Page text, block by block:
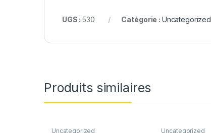
UGS :530 Catégorie : Uncategorized
Produits similaires
Uncategorized Uncategorized